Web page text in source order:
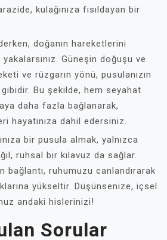
kulağınıza fısıldayan bir
doğanın hareketlerini
Güneşin doğuşu ve
ve rüzgarın yönü, pusulanızın
Bu şekilde, hem seyahat
daha fazla bağlanarak,
hayatınıza dahil edersiniz.
bir pusula almak, yalnızca
ruhsal bir kılavuz da sağlar.
bağlantı, ruhumuzu canlandırarak
yükseltir. Düşünsenize, içsel
andaki hislerinizi!
Sorular